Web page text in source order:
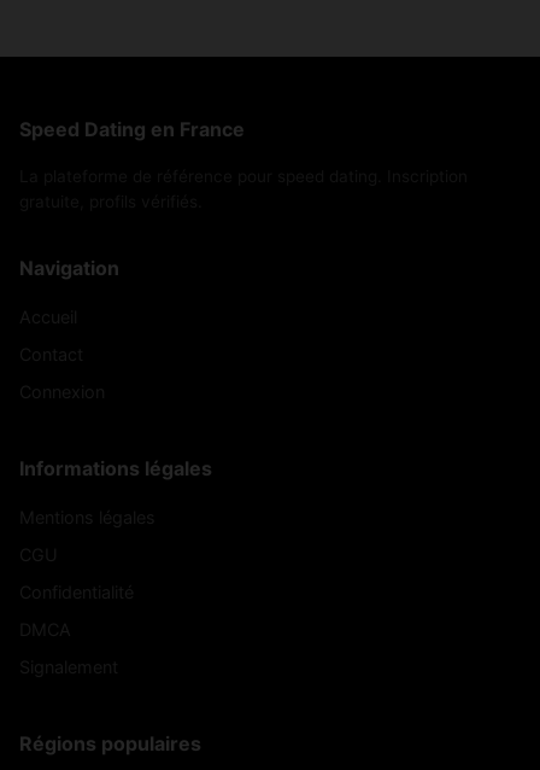
Speed Dating en France
Navigation
Informations légales
Régions populaires